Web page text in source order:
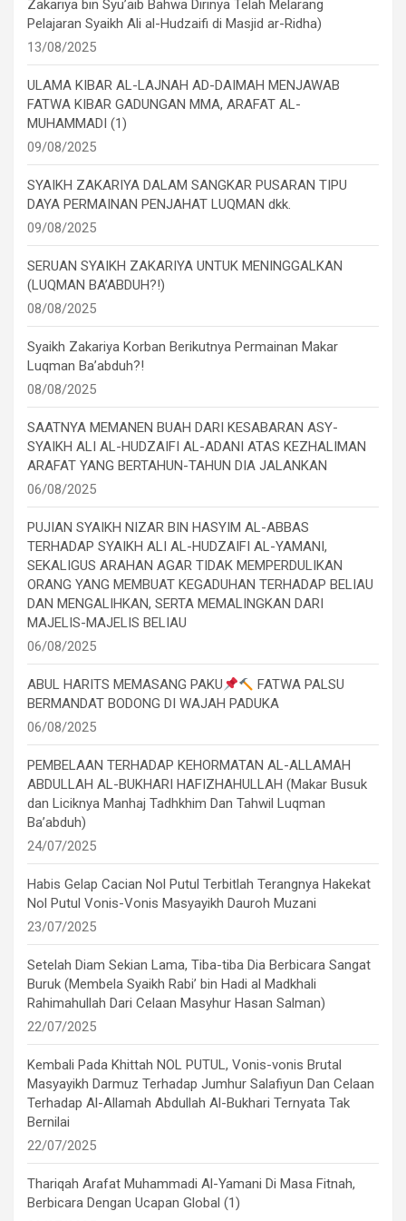
Zakariya bin Syu’aib Bahwa Dirinya Telah Melarang
Pelajaran Syaikh Ali al-Hudzaifi di Masjid ar-Ridha)
13/08/2025
ULAMA KIBAR AL-LAJNAH AD-DAIMAH MENJAWAB
FATWA KIBAR GADUNGAN MMA, ARAFAT AL-
MUHAMMADI (1)
09/08/2025
SYAIKH ZAKARIYA DALAM SANGKAR PUSARAN TIPU
DAYA PERMAINAN PENJAHAT LUQMAN dkk.
09/08/2025
SERUAN SYAIKH ZAKARIYA UNTUK MENINGGALKAN
(LUQMAN BA’ABDUH?!)
08/08/2025
Syaikh Zakariya Korban Berikutnya Permainan Makar
Luqman Ba’abduh?!
08/08/2025
SAATNYA MEMANEN BUAH DARI KESABARAN ASY-
SYAIKH ALI AL-HUDZAIFI AL-ADANI ATAS KEZHALIMAN
ARAFAT YANG BERTAHUN-TAHUN DIA JALANKAN
06/08/2025
PUJIAN SYAIKH NIZAR BIN HASYIM AL-ABBAS
TERHADAP SYAIKH ALI AL-HUDZAIFI AL-YAMANI,
SEKALIGUS ARAHAN AGAR TIDAK MEMPERDULIKAN
ORANG YANG MEMBUAT KEGADUHAN TERHADAP BELIAU
DAN MENGALIHKAN, SERTA MEMALINGKAN DARI
MAJELIS-MAJELIS BELIAU
06/08/2025
ABUL HARITS MEMASANG PAKU
FATWA PALSU
BERMANDAT BODONG DI WAJAH PADUKA
06/08/2025
PEMBELAAN TERHADAP KEHORMATAN AL-ALLAMAH
ABDULLAH AL-BUKHARI HAFIZHAHULLAH (Makar Busuk
dan Liciknya Manhaj Tadhkhim Dan Tahwil Luqman
Ba’abduh)
24/07/2025
Habis Gelap Cacian Nol Putul Terbitlah Terangnya Hakekat
Nol Putul Vonis-Vonis Masyayikh Dauroh Muzani
23/07/2025
Setelah Diam Sekian Lama, Tiba-tiba Dia Berbicara Sangat
Buruk (Membela Syaikh Rabi’ bin Hadi al Madkhali
Rahimahullah Dari Celaan Masyhur Hasan Salman)
22/07/2025
Kembali Pada Khittah NOL PUTUL, Vonis-vonis Brutal
Masyayikh Darmuz Terhadap Jumhur Salafiyun Dan Celaan
Terhadap Al-Allamah Abdullah Al-Bukhari Ternyata Tak
Bernilai
22/07/2025
Thariqah Arafat Muhammadi Al-Yamani Di Masa Fitnah,
Berbicara Dengan Ucapan Global (1)